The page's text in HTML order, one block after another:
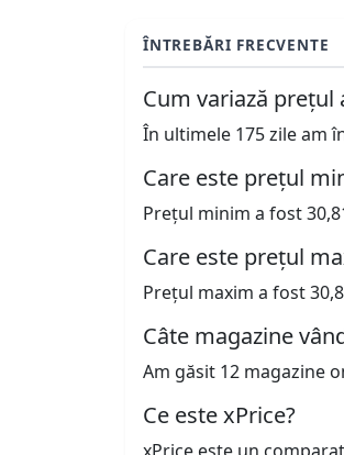
ÎNTREBĂRI FRECVENTE
Cum variază
În ultimele 175 zile am
Care este prețul
Prețul minim a fost
Care este prețul
Prețul maxim a fost
Câte magazine
Am găsit 12 magazine
Ce este xPrice?